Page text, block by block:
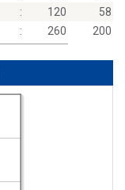
: 120
58
: 260 200